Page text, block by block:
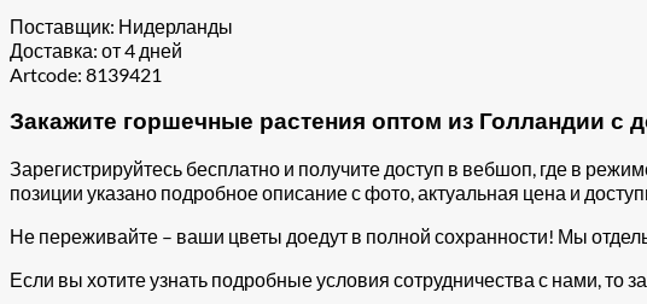
Поставщик: Нидерланды
Доставка: от 4 дней
Artcode: 8139421
Закажите горшечные растения оптом из Голландии с
Зарегистрируйтесь бесплатно и получите доступ в вебшоп, где в
позиции указано подробное описание с фото, актуальная цена и
Не переживайте – ваши цветы доедут в полной сохранности! Мы
Если вы хотите узнать подробные условия сотрудничества с нами, то